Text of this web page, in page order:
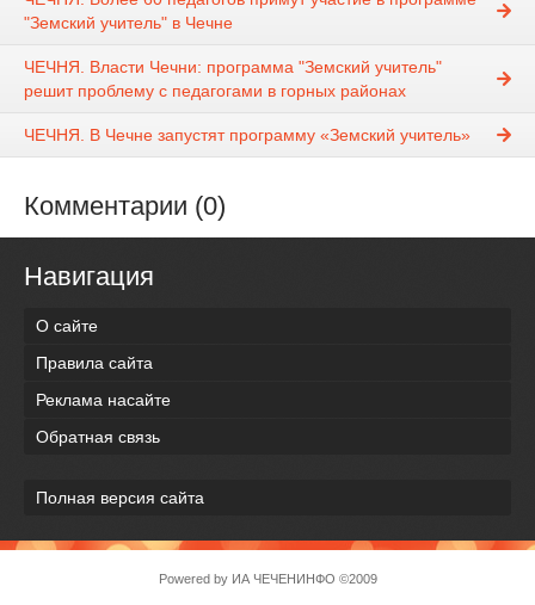
"Земский учитель" в Чечне
ЧЕЧНЯ. Власти Чечни: программа "Земский учитель"
решит проблему с педагогами в горных районах
ЧЕЧНЯ. В Чечне запустят программу «Земский учитель»
Комментарии (0)
Навигация
О сайте
Правила сайта
Реклама насайте
Обратная связь
Полная версия сайта
Powered by ИА ЧЕЧЕНИНФО ©2009